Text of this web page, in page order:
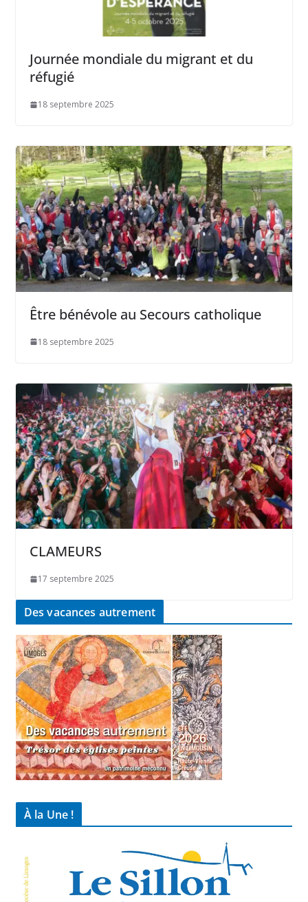
Journée mondiale du migrant et du
réfugié
18 septembre 2025
Être bénévole au Secours catholique
18 septembre 2025
CLAMEURS
17 septembre 2025
Des vacances autrement
À la Une !